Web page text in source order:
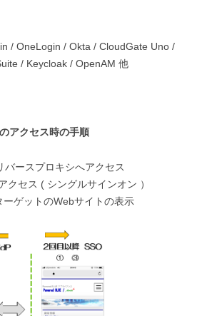
/ OneLogin / Okta / CloudGate Uno /
/ Keycloak / OpenAM 他
アクセス時の手順
ースプロキシへアクセス
セス ( シングルサインオン ）
ゲットのWebサイトの表示